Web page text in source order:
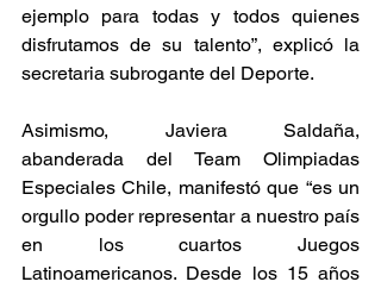
ejemplo para todas y todos quienes
disfrutamos de su talento”, explicó la
secretaria subrogante del Deporte.
Asimismo, Javiera Saldaña,
abanderada del Team Olimpiadas
Especiales Chile, manifestó que “es un
orgullo poder representar a nuestro país
en los cuartos Juegos
Latinoamericanos. Desde los 15 años